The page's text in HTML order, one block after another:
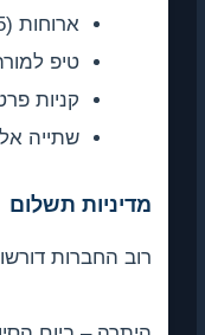
ארוחות (15–35€ ליום)
טיפ למורה דרך
קניות פרטיות
שתייה אלכוהולית
תשלום
החברות דורשות הפקדה של